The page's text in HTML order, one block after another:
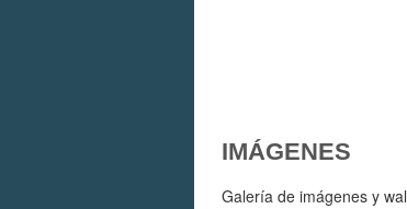
IMÁGENES
Galería de imágenes y